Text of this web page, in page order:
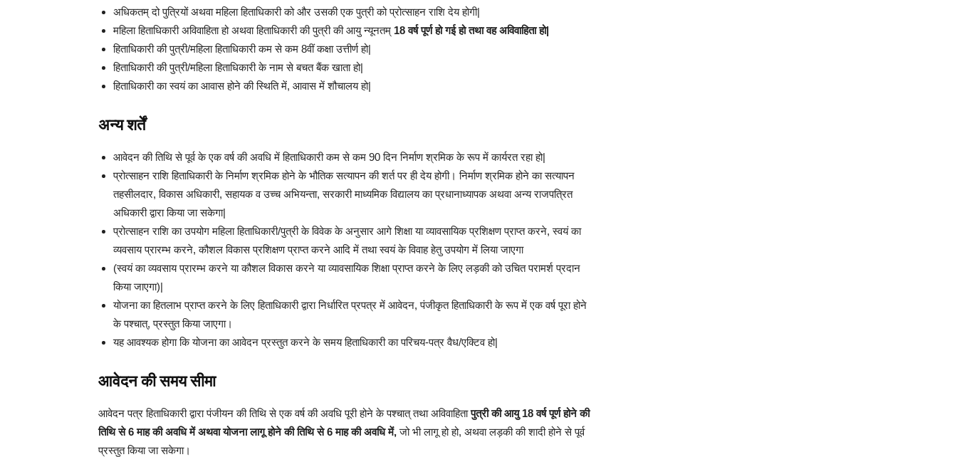
अधिकतम् दो पुत्रियों अथवा महिला हिताधिकारी को और उसकी एक पुत्री को प्रोत्साहन राशि देय होगी|
महिला हिताधिकारी अविवाहिता हो अथवा हिताधिकारी की पुत्री की आयु न्यूनतम् 18 वर्ष पूर्ण हो गई हो तथा वह अविवाहिता हो|
हिताधिकारी की पुत्री/महिला हिताधिकारी कम से कम 8वीं कक्षा उत्तीर्ण हो|
हिताधिकारी की पुत्री/महिला हिताधिकारी के नाम से बचत बैंक खाता हो|
हिताधिकारी का स्वयं का आवास होने की स्थिति में, आवास में शौचालय हो|
अन्य शर्तें
आवेदन की तिथि से पूर्व के एक वर्ष की अवधि में हिताधिकारी कम से कम 90 दिन निर्माण श्रमिक के रूप में कार्यरत रहा हो|
प्रोत्साहन राशि हिताधिकारी के निर्माण श्रमिक होने के भौतिक सत्यापन की शर्त पर ही देय होगी। निर्माण श्रमिक होने का सत्यापन
तहसीलदार, विकास अधिकारी, सहायक व उच्च अभियन्ता, सरकारी माध्यमिक विद्यालय का प्रधानाध्यापक अथवा अन्य राजपत्रित
अधिकारी द्वारा किया जा सकेगा|
प्रोत्साहन राशि का उपयोग महिला हिताधिकारी/पुत्री के विवेक के अनुसार आगे शिक्षा या व्यावसायिक प्रशिक्षण प्राप्त करने, स्वयं का
व्यवसाय प्रारम्भ करने, कौशल विकास प्रशिक्षण प्राप्त करने आदि में तथा स्वयं के विवाह हेतु उपयोग में लिया जाएगा
(स्वयं का व्यवसाय प्रारम्भ करने या कौशल विकास करने या व्यावसायिक शिक्षा प्राप्त करने के लिए लड़की को उचित परामर्श प्रदान
किया जाएगा)|
योजना का हितलाभ प्राप्त करने के लिए हिताधिकारी द्वारा निर्धारित प्रपत्र में आवेदन, पंजीकृत हिताधिकारी के रूप में एक वर्ष पूरा होने
के पश्चात्, प्रस्तुत किया जाएगा।
यह आवश्यक होगा कि योजना का आवेदन प्रस्तुत करने के समय हिताधिकारी का परिचय-पत्र वैध/एक्टिव हो|
आवेदन की समय सीमा
आवेदन पत्र हिताधिकारी द्वारा पंजीयन की तिथि से एक वर्ष की अवधि पूरी होने के पश्चात् तथा अविवाहितापुत्री की आयु 18 वर्ष पूर्ण होने की
तिथि से 6 माह की अवधि में अथवा योजना लागू होने की तिथि से 6 माह की अवधि में,जो भी लागू हो हो, अथवा लड़की की शादी होने से पूर्व
प्रस्तुत किया जा सकेगा।